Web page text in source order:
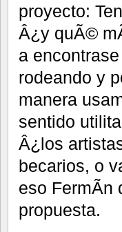
proyecto:
Â¿y quÃ©
a
rodeando y
manera
sentido
Â¿los
becarios, o
eso FermÃ­n
propuesta.